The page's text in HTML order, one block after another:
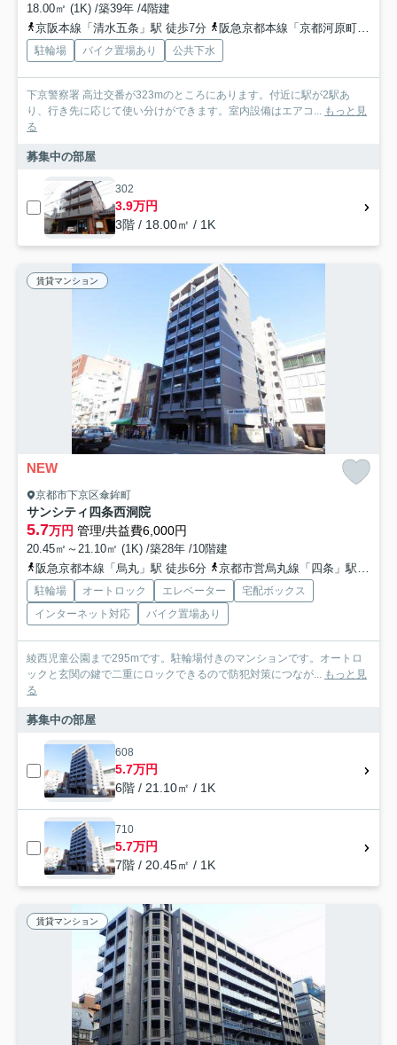
18.00㎡ (1K) /築39年 /4階建
京阪本線「清水五条」駅 徒歩7分
阪急京都本線「京都河原町」駅 徒歩10分
駐輪場 バイク置場あり 公共下水
下京警察署 高辻交番が323mのところにあります。付近に駅が2駅あ
り、行き先に応じて使い分けができます。室内設備はエアコ... もっと見
る
募集中の部屋
302
3.9万円
3階 / 18.00㎡ / 1K
賃貸マンション
NEW
京都市下京区傘鉾町
サンシティ四条西洞院
5.7万円 管理/共益費6,000円
20.45㎡～21.10㎡ (1K) /築28年 /10階建
阪急京都本線「烏丸」駅 徒歩6分
京都市営烏丸線「四条」駅 徒歩7分
駐輪場 オートロック エレベーター
宅配ボックス
インターネット対応
バイク置場あり
綾西児童公園まで295mです。駐輪場付きのマンションです。オートロ
ックと玄関の鍵で二重にロックできるので防犯対策につなが... もっと見
る
募集中の部屋
608
5.7万円
6階 / 21.10㎡ / 1K
710
5.7万円
7階 / 20.45㎡ / 1K
賃貸マンション